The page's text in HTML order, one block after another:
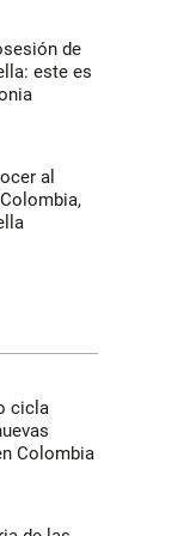
de
este es
al
cicla
Colombia